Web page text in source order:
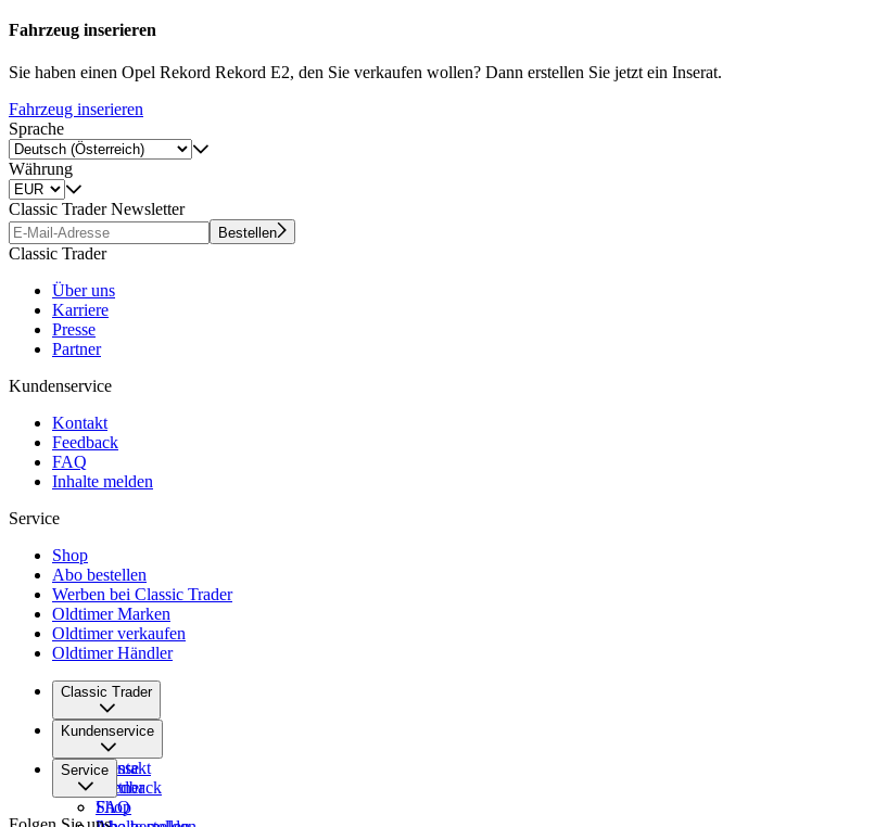
Fahrzeug inserieren
Sie haben einen Opel Rekord Rekord E2, den Sie verkaufen wollen? Dann erstellen Sie jetzt ein Inserat.
Fahrzeug inserieren
Sprache
Währung
Classic Trader Newsletter
Bestellen
Classic Trader
Über uns
Karriere
Presse
Partner
Kundenservice
Kontakt
Feedback
FAQ
Inhalte melden
Service
Shop
Abo bestellen
Werben bei Classic Trader
Oldtimer Marken
Oldtimer verkaufen
Oldtimer Händler
Classic Trader
Über uns
Karriere
Presse
Partner
Kundenservice
Kontakt
Feedback
FAQ
Service
Shop